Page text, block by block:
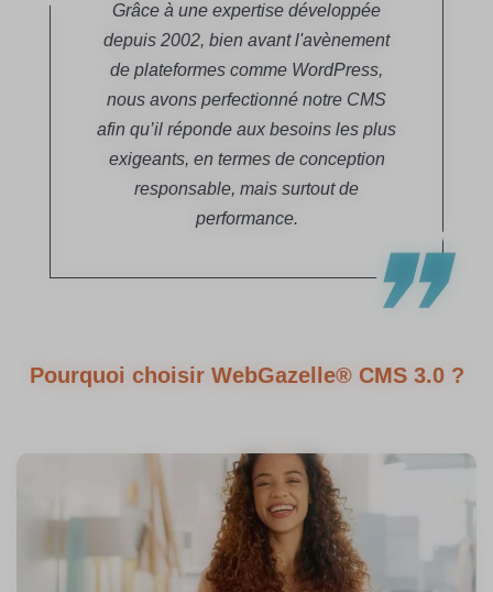
Grâce à une expertise développée
depuis 2002, bien avant l'avènement
de plateformes comme WordPress,
nous avons perfectionné notre CMS
afin qu’il réponde aux besoins les plus
exigeants, en termes de conception
responsable, mais surtout de
performance.
Pourquoi choisir WebGazelle® CMS 3.0 ?